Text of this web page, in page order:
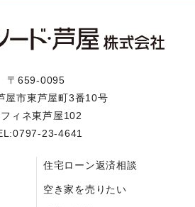
〒659-0095
屋市東芦屋町3番10号
ィネ東芦屋102
23-4641
住宅ローン返済相談
空き家を売りたい